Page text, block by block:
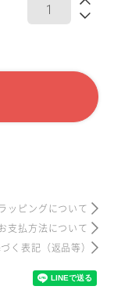
ッピングについて
支払方法について
く表記 （返品等）